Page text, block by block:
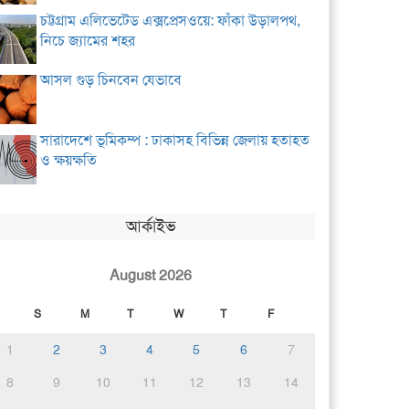
চট্টগ্রাম এলিভেটেড এক্সপ্রেসওয়ে: ফাঁকা উড়ালপথ,
নিচে জ্যামের শহর
আসল গুড় চিনবেন যেভাবে
সারাদেশে ভূমিকম্প : ঢাকাসহ বিভিন্ন জেলায় হতাহত
ও ক্ষয়ক্ষতি
আর্কাইভ
August 2026
S M T W T F
1 2 3 4 5 6
7
8
9 10 11 12 13
14